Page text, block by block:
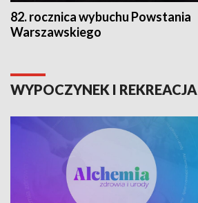
82. rocznica wybuchu Powstania
Warszawskiego
WYPOCZYNEK I REKREACJA